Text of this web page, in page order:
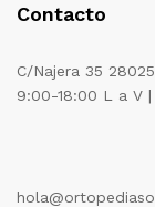
Contacto
C/Najera 35
9:00-18:00 L a V